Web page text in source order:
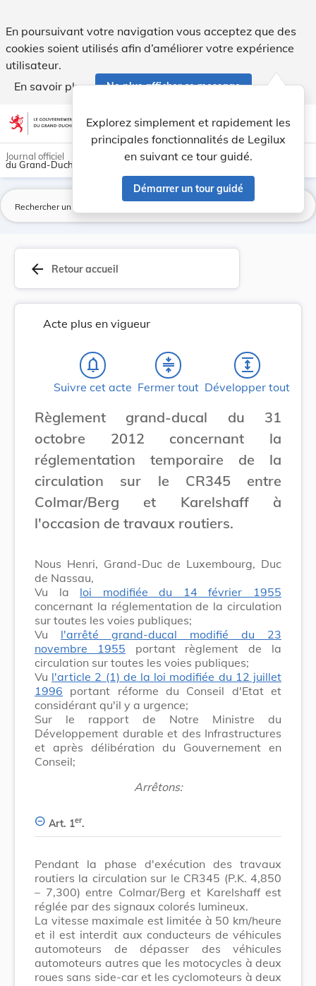
En poursuivant votre navigation vous acceptez que des
cookies soient utilisés afin d’améliorer votre expérience
utilisateur.
En savoir plus
Ne plus afficher ce message
Aller au contenu account_circle help Aide
Explorez simplement et rapidement les
principales fonctionnalités de Legilux
en suivant ce tour guidé.
Démarrer un tour guidé
light_mode dark_mode
Journal officiel
du Grand-Duché de Luxembourg
arrow_back Retour accueil
Acte plus en vigueur
notifications_none
Suivre cet acte
compress
Fermer tout
expand
Développer tout
Règlement grand-ducal du 31
octobre 2012 concernant la
réglementation temporaire de la
circulation sur le CR345 entre
Colmar/Berg et Karelshaff à
l'occasion de travaux routiers.
Nous Henri, Grand-Duc de Luxembourg, Duc
de Nassau,
Vu la loi modifiée du 14 février 1955
concernant la réglementation de la circulation
sur toutes les voies publiques;
Vu l'arrêté grand-ducal modifié du 23
novembre 1955 portant règlement de la
circulation sur toutes les voies publiques;
Vu l'article 2 (1) de la loi modifiée du 12 juillet
1996 portant réforme du Conseil d'Etat et
considérant qu'il y a urgence;
Sur le rapport de Notre Ministre du
Développement durable et des Infrastructures
et après délibération du Gouvernement en
Conseil;
Arrêtons:
Art. 1er.
Pendant la phase d'exécution des travaux
routiers la circulation sur le CR345 (P.K. 4,850
– 7,300) entre Colmar/Berg et Karelshaff est
réglée par des signaux colorés lumineux.
La vitesse maximale est limitée à 50 km/heure
et il est interdit aux conducteurs de véhicules
automoteurs de dépasser des véhicules
automoteurs autres que les motocycles à deux
roues sans side-car et les cyclomoteurs à deux